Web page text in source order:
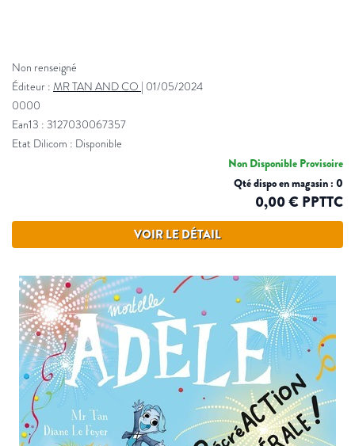
Non renseigné
Éditeur : MR TAN AND CO | 01/05/2024
0000
Ean13 : 3127030067357
Etat Dilicom : Disponible
Non Disponible Provisoire
Qté dispo en magasin : 0
0,00 € PPTTC
VOIR LE DÉTAIL